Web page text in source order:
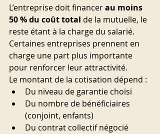
L’entreprise doit financer au moins
50 % du coût total de la mutuelle, le
reste étant à la charge du salarié.
Certaines entreprises prennent en
charge une part plus importante
pour renforcer leur attractivité.
Le montant de la cotisation dépend :
Du niveau de garantie choisi
Du nombre de bénéficiaires
(conjoint, enfants)
Du contrat collectif négocié